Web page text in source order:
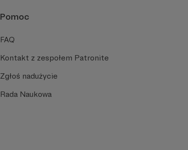
Pomoc
FAQ
Kontakt z zespołem Patronite
Zgłoś nadużycie
Rada Naukowa